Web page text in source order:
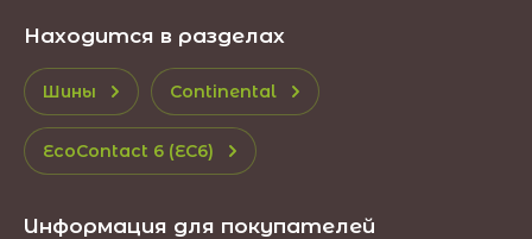
Находится в разделах
Шины Continental
EcoContact 6 (EC6)
Информация для покупателей